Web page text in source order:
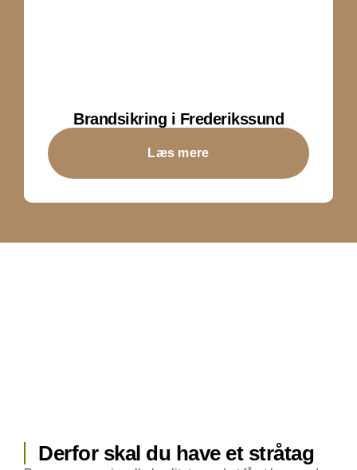
Brandsikring i Frederikssund
Læs mere
Derfor skal du have et stråtag